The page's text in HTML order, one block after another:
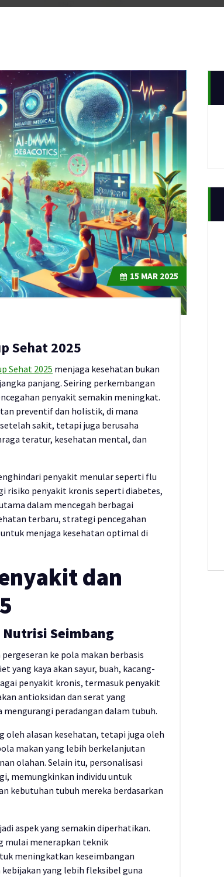
15 MAR 2025
Sehat 2025
Sehat 2025 menjaga kesehatan bukan
panjang. Seiring perkembangan
penyakit semakin meningkat.
preventif dan holistik, di mana
sakit, tetapi juga berusaha
teratur, kesehatan mental, dan
penyakit menular seperti flu
risiko penyakit kronis seperti diabetes,
dalam mencegah berbagai
terbaru, strategi pencegahan
menjaga kesehatan optimal di
dan
Nutrisi Seimbang
ke pola makan berbasis
yang kaya akan sayur, buah, kacang-
penyakit kronis, termasuk penyakit
antioksidan dan serat yang
peradangan dalam tubuh.
oleh alasan kesehatan, tetapi juga oleh
makan yang lebih berkelanjutan
olahan. Selain itu, personalisasi
memungkinkan individu untuk
kebutuhan tubuh mereka berdasarkan
aspek yang semakin diperhatikan.
mulai menerapkan teknik
meningkatkan keseimbangan
yang lebih fleksibel guna